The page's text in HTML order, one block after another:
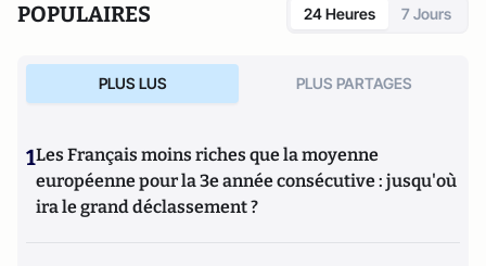
POPULAIRES 24 Heures 7 Jours
PLUS LUS PLUS PARTAGES
1Les Français moins riches que la moyenne
européenne pour la 3e année consécutive : jusqu'où
ira le grand déclassement ?